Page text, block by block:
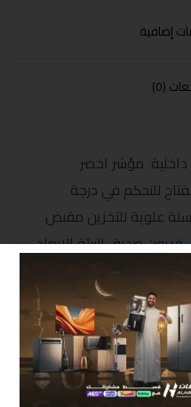
إضافية
(0)
مؤشر اخضر
للتحكم في درجة
علوية للتخزين مقبض
صديق البيئة الابعاد